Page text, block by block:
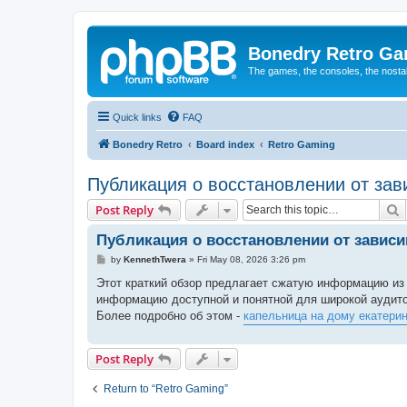
Bonedry Retro
The games, the consoles, the
Quick links FAQ
Bonedry Retro Board index Retro Gaming
Публикация о восстановлении от
Post Reply
Публикация о восстановлении от
P
s
by KennethTwera » Fri May 08, 2026 3:26 pm
Этот краткий обзор предлагает сжатую информацию
информацию доступной и понятной для широкой
Более подробно об этом - капельница на дому
Post Reply
Return to “Retro Gaming”